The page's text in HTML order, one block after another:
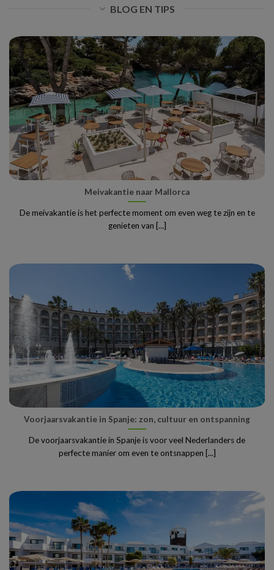
BLOG EN TIPS
Meivakantie naar Mallorca
De meivakantie is het perfecte moment om even weg te zijn en te
genieten van [...]
Voorjaarsvakantie in Spanje: zon, cultuur en ontspanning
De voorjaarsvakantie in Spanje is voor veel Nederlanders de
perfecte manier om even te ontsnappen [...]